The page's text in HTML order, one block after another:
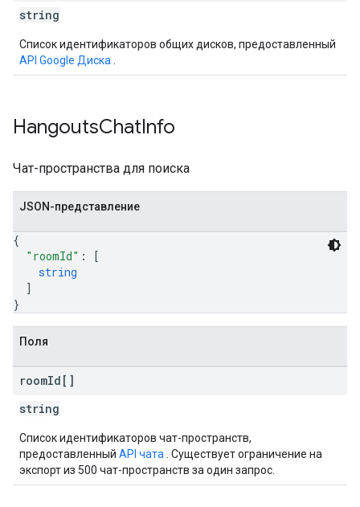
string
Список идентификаторов общих дисков, предоставленный
API Google Диска
HangoutsChatInfo
Чат-пространства для поиска
JSON-представление
{
"roomId" :
[
string
]
}
Поля
roomId[]
string
Список идентификаторов чат-пространств,
предоставленный API чата . Существует ограничение на
экспорт из 500 чат-пространств за один запрос.